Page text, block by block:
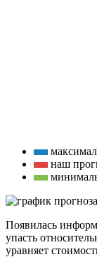
наш
Появилась
упасть
уравняет